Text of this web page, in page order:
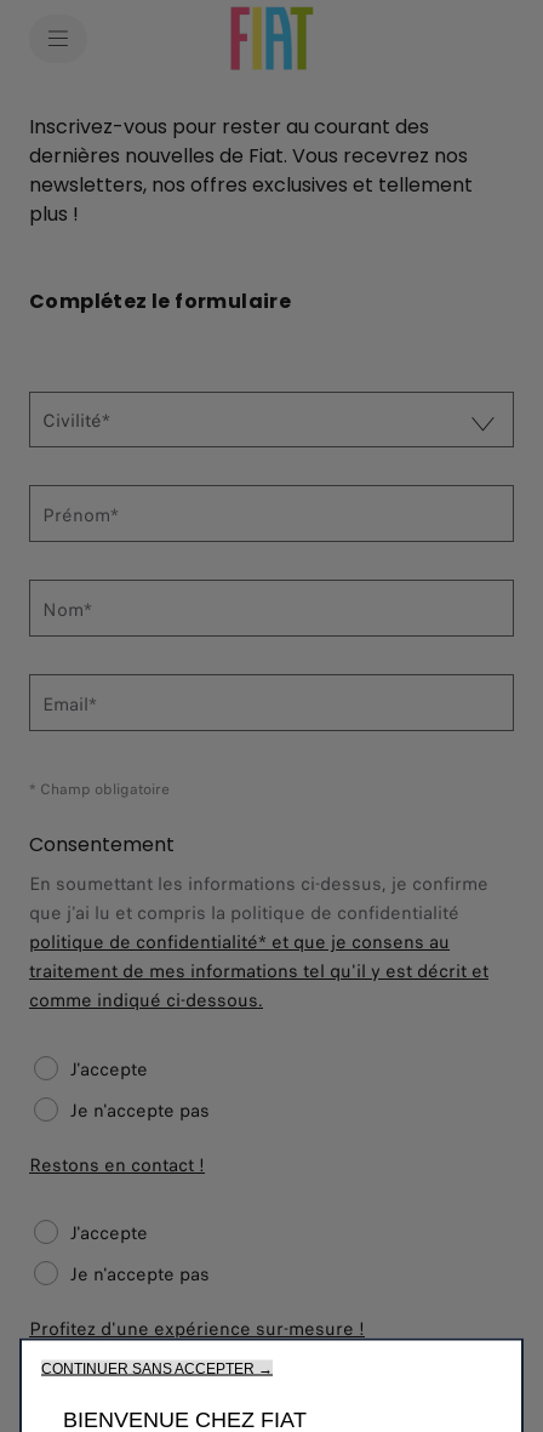
Inscrivez-vous pour rester au courant des
dernières nouvelles de Fiat. Vous recevrez nos
newsletters, nos offres exclusives et tellement
plus !
Complétez le formulaire
Civilité*
Prénom*
Nom*
Email*
* Champ obligatoire
Consentement
En soumettant les informations ci-dessus, je confirme
que j'ai lu et compris la politique de confidentialité
politique de confidentialité*et que je consens au
traitement de mes informations tel qu'il y est décrit et
comme indiqué ci-dessous.
J'accepte
Je n'accepte pas
Restons en contact !
J'accepte
Je n'accepte pas
Profitez d'une expérience sur-mesure !
CONTINUER SANS ACCEPTER →
BIENVENUE CHEZ FIAT